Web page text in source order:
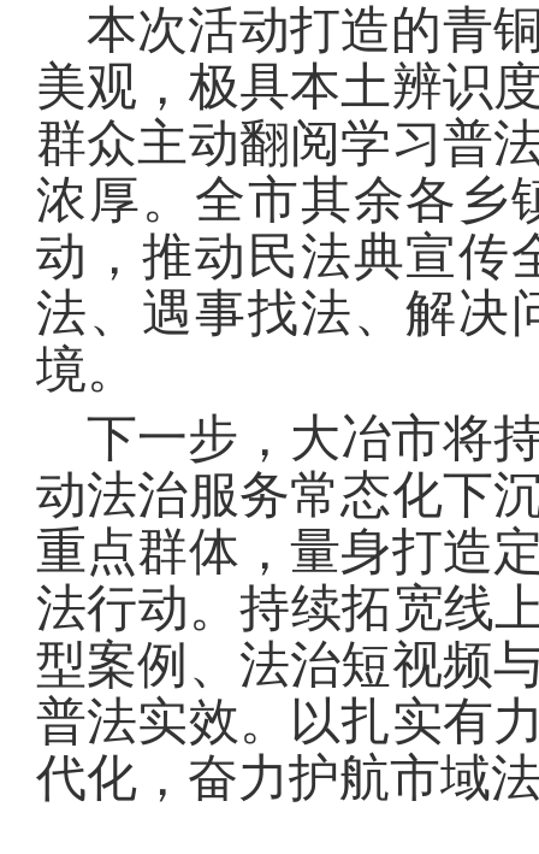
本次活动打造的青
美观，极具本土辨识
群众主动翻阅学习普
浓厚。全市其余各乡
动，推动民法典宣传
法、遇事找法、解决
境。
下一步，大冶市将
动法治服务常态化下
重点群体，量身打造
法行动。持续拓宽线
型案例、法治短视频
普法实效。以扎实有
代化，奋力护航市域